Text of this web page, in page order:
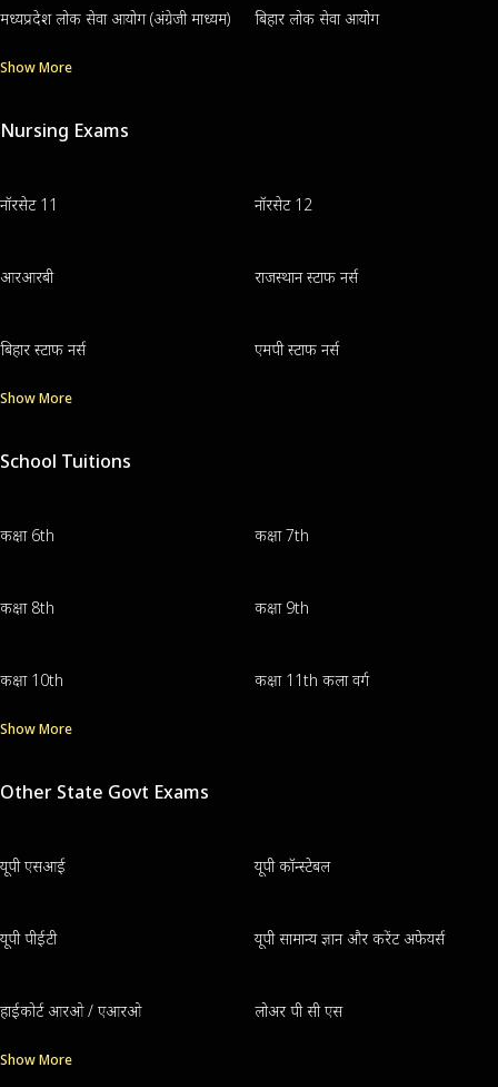
मध्यप्रदेश लोक सेवा आयोग (अंग्रेजी माध्यम) बिहार लोक सेवा आयोग
Show More
Nursing Exams
नॉरसेट 11 नॉरसेट 12
आरआरबी राजस्थान स्टाफ नर्स
बिहार स्टाफ नर्स एमपी स्टाफ नर्स
Show More
School Tuitions
कक्षा 6th कक्षा 7th
कक्षा 8th कक्षा 9th
कक्षा 10th कक्षा 11th कला वर्ग
Show More
Other State Govt Exams
यूपी एसआई यूपी कॉन्स्टेबल
यूपी पीईटी यूपी सामान्य ज्ञान और करेंट अफेयर्स
हाईकोर्ट आरओ / एआरओ लोअर पी सी एस
Show More